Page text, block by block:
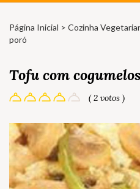
Página Inicial > Cozinha
poró
Tofu com
( 2 votos )